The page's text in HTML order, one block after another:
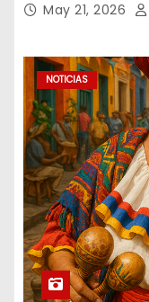
May 21, 2026
NOTICIAS